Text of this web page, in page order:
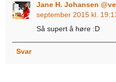
Jane H. Johansen
september 2015 kl.
Så supert å høre :D
Svar